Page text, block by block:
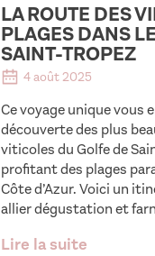
LA ROUTE DES
PLAGES DANS
SAINT-TROPEZ
4 août 2025
Ce voyage unique vous
découverte des plus
viticoles du Golfe de
profitant des plages
Côte d’Azur. Voici un
allier dégustation et
Lire la suite